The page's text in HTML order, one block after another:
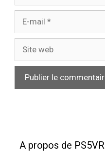
A propos de PS5VR